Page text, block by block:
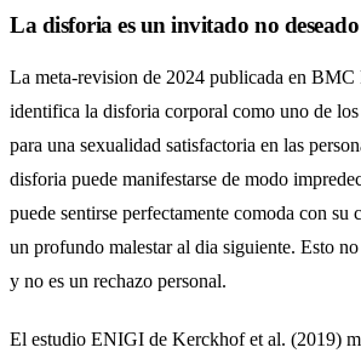
La disforia es un invitado no deseado
La meta-revision de 2024 publicada en BMC
identifica la disforia corporal como uno de
para una sexualidad satisfactoria en las
disforia puede manifestarse de modo
puede sentirse perfectamente comoda con su
un profundo malestar al dia siguiente. Esto
y no es un rechazo personal.
El estudio ENIGI de Kerckhof et al. (2019)